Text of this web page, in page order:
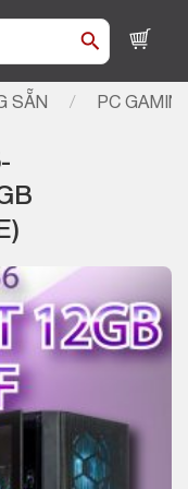
SẴN / PC